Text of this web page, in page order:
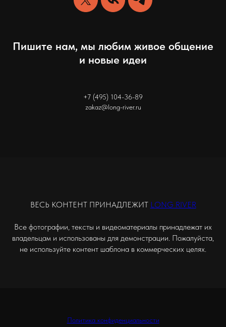
Пишите нам, мы любим живое общение
и новые идеи
+7 (495) 104-36-89
zakaz@long-river.ru
ВЕСЬ КОНТЕНТ ПРИНАДЛЕЖИТ LONG RIVER
Все фотографии, тексты и видеоматериалы принадлежат их
владельцам и использованы для демонстрации. Пожалуйста,
не используйте контент шаблона в коммерческих целях.
Политика конфиденциальности